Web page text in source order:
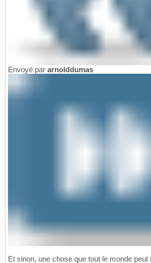
Envoyé par arnolddumas
Et sinon, une chose que tout le monde peut